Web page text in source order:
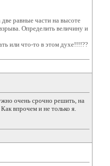
равные части на высоте
Определить величину и
или что-то в этом духе!!!!??
очень срочно решить, на
впрочем и не только я.